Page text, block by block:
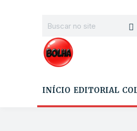
INÍCIO EDITORIAL